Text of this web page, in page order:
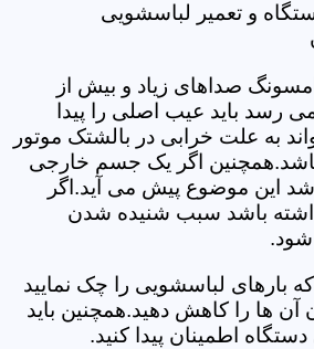
و تعمیر لباسشویی
صداهای زیاد و بیش از
رسد باید عیب اصلی را پیدا
به علت خرابی در بالشتک موتور
اگر یک جسم خارجی
این موضوع پیش می آید.اگر
داشته باشد سبب شنیده شدن
شود.
بارهای لباسشویی را چک نمایید
آن ها را کاهش دهید.همچنین باید
دستگاه اطمینان پیدا کنید.